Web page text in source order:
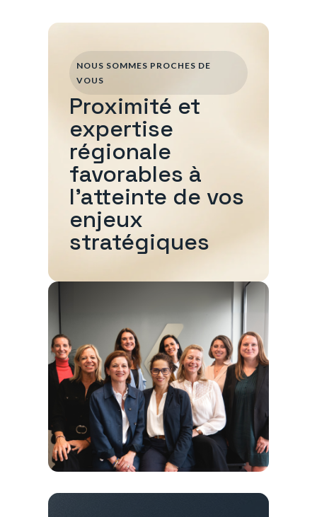
NOUS SOMMES PROCHES DE
VOUS
Proximité et
expertise
régionale
favorables à
l'atteinte de vos
enjeux
stratégiques